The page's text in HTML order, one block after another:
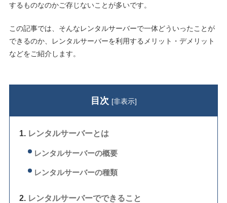
するものなのかご存じないことが多いです。
この記事では、そんなレンタルサーバーで一体どういったことが
できるのか、レンタルサーバーを利用するメリット・デメリット
などをご紹介します。
目次 [非表示]
レンタルサーバーとは
レンタルサーバーの概要
レンタルサーバーの種類
レンタルサーバーでできること